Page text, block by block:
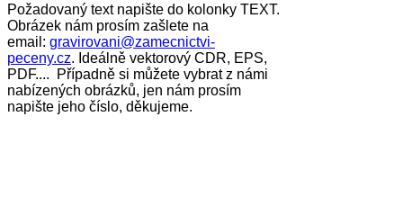
Požadovaný text napište do kolonky TEXT.
Obrázek nám prosím zašlete na
email: gravirovani@zamecnictvi-
peceny.cz. Ideálně vektorový CDR, EPS,
PDF.... Případně si můžete vybrat z námi
nabízených obrázků, jen nám prosím
napište jeho číslo, děkujeme.